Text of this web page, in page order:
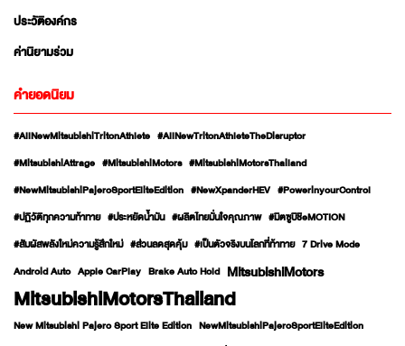
ประวัติองค์กร
ค่านิยามร่วม
คำยอดนิยม
#AllNewMitsubishiTritonAthlete #AllNewTritonAthleteTheDisruptor
#MitsubishiAttrage #MitsubishiMotors #MitsubishiMotorsThailand
#NewMitsubishiPajeroSportEliteEdition #NewXpanderHEV #PowerinyourControl
#ปฏิวัติทุกความท้าทาย #ประหยัดน้ำมัน #ผลิตไทยมั่นใจคุณภาพ #มิตซูบิชิeMOTION
#สัมผัสพลังใหม่ความรู้สึกใหม่ #ส่วนลดสุดคุ้ม #เป็นตัวจริงบนโลกที่ท้าทาย 7 Drive Mode
Android Auto Apple CarPlay Brake Auto Hold MitsubishiMotors
MitsubishiMotorsThailand
New Mitsubishi Pajero Sport Elite Edition NewMitsubishiPajeroSportEliteEdition